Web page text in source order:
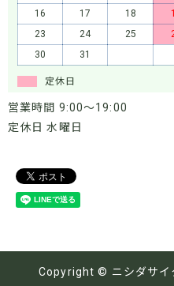
16
17 18
23
24 25
30
31
定休日
営業時間 9:00～19:00
定休日 水曜日
Copyright © ニシダサイ